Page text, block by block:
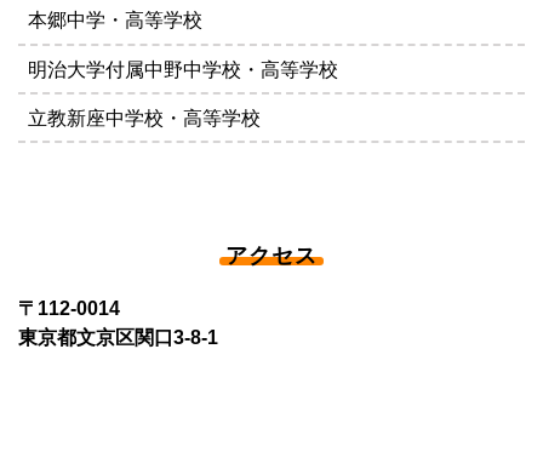
本郷中学・高等学校
明治大学付属中野中学校・高等学校
立教新座中学校・高等学校
アクセス
〒112-0014
東京都文京区関口3-8-1